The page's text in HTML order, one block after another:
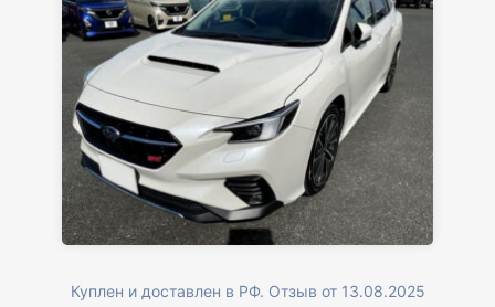
Куплен и доставлен в РФ. Отзыв от 13.08.2025